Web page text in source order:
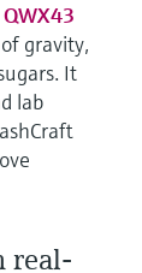
gravity,
It
lab
real-